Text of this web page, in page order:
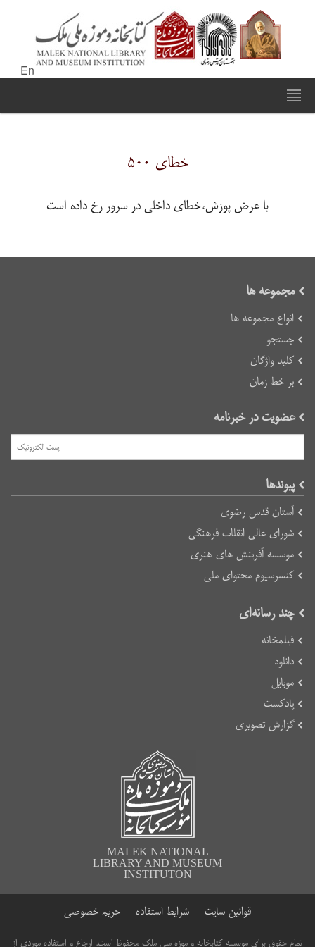
En
خطای ۵۰۰
با عرض پوزش،خطای داخلی در سرور رخ داده است
مجموعه ها
انواع مجموعه ها
جستجو
کلید واژگان
بر خط زمان
عضویت در خبرنامه
پیوند‌ها
آستان قدس رضوی
شورای عالی انقلاب فرهنگی
موسسه آفرینش های هنری
کنسرسیوم محتوای ملی
چند رسانه‌ای
فیلمخانه
دانلود
موبایل
پادکست
گزارش تصویری
MALEK NATIONAL
LIBRARY AND MUSEUM
INSTITUTON
قوانین سایت شرایط استفاده حریم خصوصی
تمام حقوق برای موسسه کتابخانه و موزه ملی ملک محفوظ است. ارجاع و استفاده موردی از